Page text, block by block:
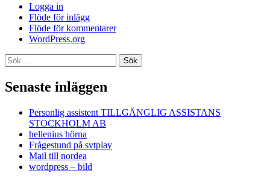
Logga in
Flöde för inlägg
Flöde för kommentarer
WordPress.org
Sök
efter:
Senaste inläggen
Personlig assistent TILLGÄNGLIG ASSISTANS
STOCKHOLM AB
hellenius hörna
Frågestund på svtplay
Mail till nordea
wordpress – bild